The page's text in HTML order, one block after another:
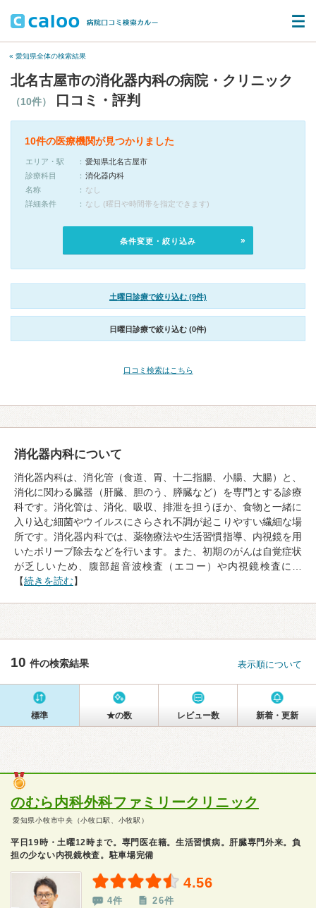
« 愛知県全体の検索結果
北名古屋市の消化器内科の病院・クリニック
（10件） 口コミ・評判
10件の医療機関が見つかりました
エリア・駅
愛知県北名古屋市
診療科目
消化器内科
名称
なし
詳細条件
なし (曜日や時間帯を指定できます)
条件変更・絞り込み
土曜日診療で絞り込む (9件)
日曜日診療で絞り込む (0件)
口コミ検索はこちら
消化器内科について
消化器内科は、消化管（食道、胃、十二指腸、小腸、大腸）と、
消化に関わる臓器（肝臓、胆のう、膵臓など）を専門とする診療
科です。消化管は、消化、吸収、排泄を担うほか、食物と一緒に
入り込む細菌やウイルスにさらされ不調が起こりやすい繊細な場
所です。消化器内科では、薬物療法や生活習慣指導、内視鏡を用
いたポリープ除去などを行います。また、初期のがんは自覚症状
が乏しいため、腹部超音波検査（エコー）や内視鏡検査に…
【続きを読む】
10 件の検索結果 表示順について
標準 ★の数 レビュー数 新着・更新
のむら内科外科ファミリークリニック
愛知県小牧市中央（小牧口駅、小牧駅）
平日19時・土曜12時まで。専門医在籍。生活習慣病。肝臓専門外来。負
担の少ない内視鏡検査。駐車場完備
4.56
4件 26件